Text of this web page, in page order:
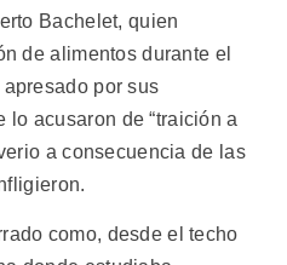
Bachelet, quien
de alimentos durante el
por sus
lo acusaron de “traición a
a consecuencia de las
como, desde el techo